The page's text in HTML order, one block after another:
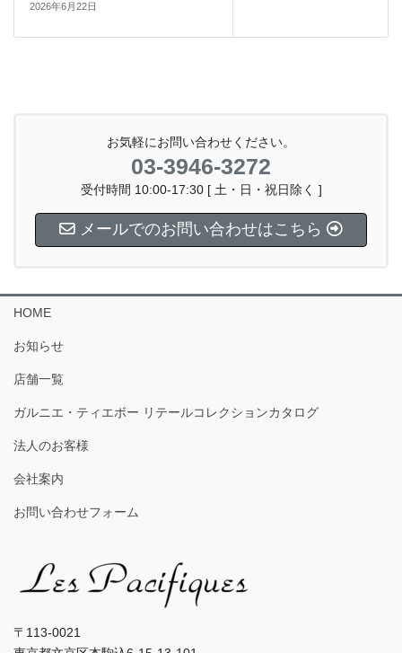
2026年6月22日
お気軽にお問い合わせください。
03-3946-3272
受付時間 10:00-17:30 [ 土・日・祝日除く ]
メールでのお問い合わせはこちら
HOME
お知らせ
店舗一覧
ガルニエ・ティエボー リテールコレクションカタログ
法人のお客様
会社案内
お問い合わせフォーム
〒113-0021